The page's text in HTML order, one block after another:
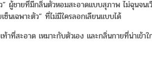
” ผู้ชายที่มีกลิ่นตัวหอมสะอาดแบบสุภาพ ไม่ฉุนจน
ซ็นเฉพาะตัว” ที่ไม่มีใครลอกเลียนแบบได้
ที่สะอาด เหมาะกับตัวเอง และกลิ่นกายที่น่าเข้